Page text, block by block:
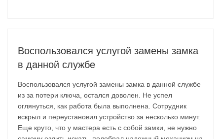
Воспользовался услугой замены замка
в данной службе
Воспользовался услугой замены замка в данной службе
из за потери ключа, остался доволен. Не успел
оглянуться, как работа была выполнена. Сотрудник
вскрыл и переустановил устройство за несколько минут.
Еще круто, что у мастера есть с собой замки, не нужно